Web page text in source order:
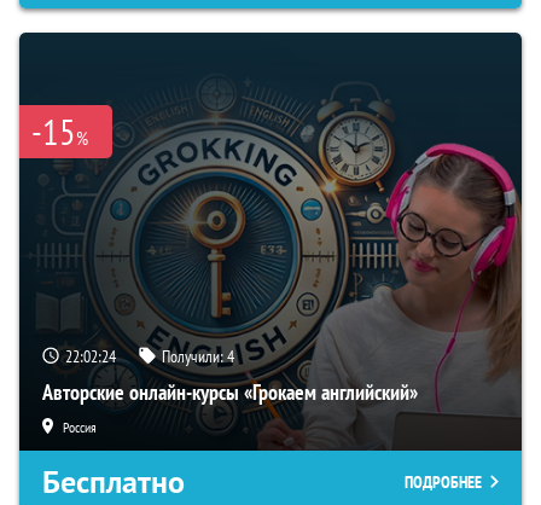
-15%
22:02:23 Получили:4
Авторские онлайн-курсы «Грокаем английский»
Россия
Бесплатно ПОДРОБНЕЕ